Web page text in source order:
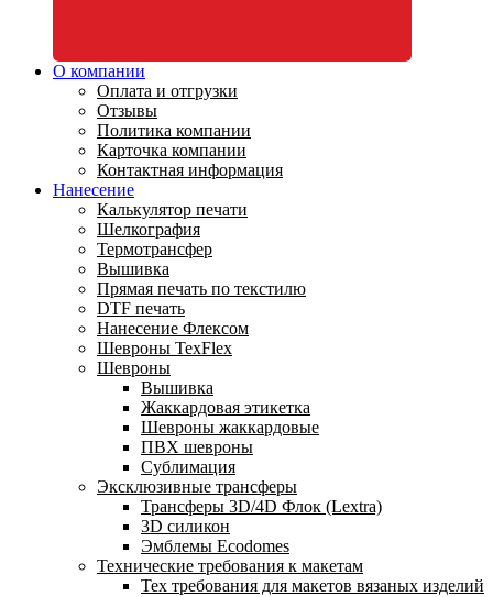
О компании
Оплата и отгрузки
Отзывы
Политика компании
Карточка компании
Контактная информация
Нанесение
Калькулятор печати
Шелкография
Термотрансфер
Вышивка
Прямая печать по текстилю
DTF печать
Нанесение Флексом
Шевроны TexFlex
Шевроны
Вышивка
Жаккардовая этикетка
Шевроны жаккардовые
ПВХ шевроны
Сублимация
Эксклюзивные трансферы
Трансферы 3D/4D Флок (Lextra)
3D силикон
Эмблемы Ecodomes
Технические требования к макетам
Тех требования для макетов вязаных изделий